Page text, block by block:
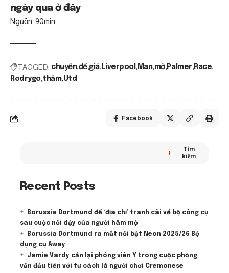
ngày qua ở đây
Nguồn: 90min
TAGGED: chuyển để giá Liverpool Man mở Palmer Race
Rodrygo thăm Utd
Facebook
Tìm
kiếm
Recent Posts
Borussia Dortmund để ‘địa chỉ’ tranh cãi về bộ công cụ
sau cuộc nổi dậy của người hâm mộ
Borussia Dortmund ra mắt nổi bật Neon 2025/26 Bộ
dụng cụ Away
Jamie Vardy cắn lại phóng viên Ý trong cuộc phỏng
vấn đầu tiên với tư cách là người chơi Cremonese